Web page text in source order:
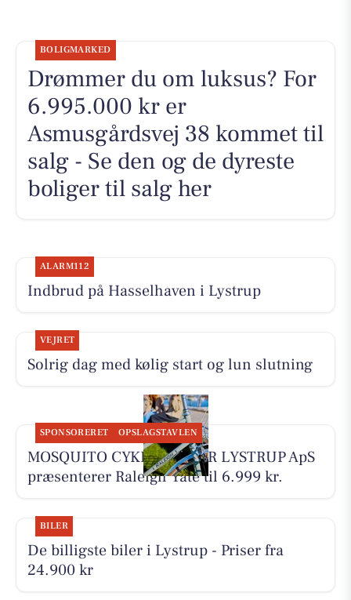
BOLIGMARKED
Drømmer du om luksus? For
6.995.000 kr er
Asmusgårdsvej 38 kommet til
salg - Se den og de dyreste
boliger til salg her
ALARM112
Indbrud på Hasselhaven i Lystrup
VEJRET
Solrig dag med kølig start og lun slutning
SPONSORERET OPSLAGSTAVLEN
MOSQUITO CYKELCENTER LYSTRUP ApS
præsenterer Raleigh Yate til 6.999 kr.
BILER
De billigste biler i Lystrup - Priser fra
24.900 kr